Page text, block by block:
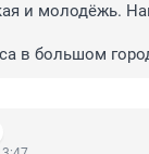
и молодёжь.
в большом